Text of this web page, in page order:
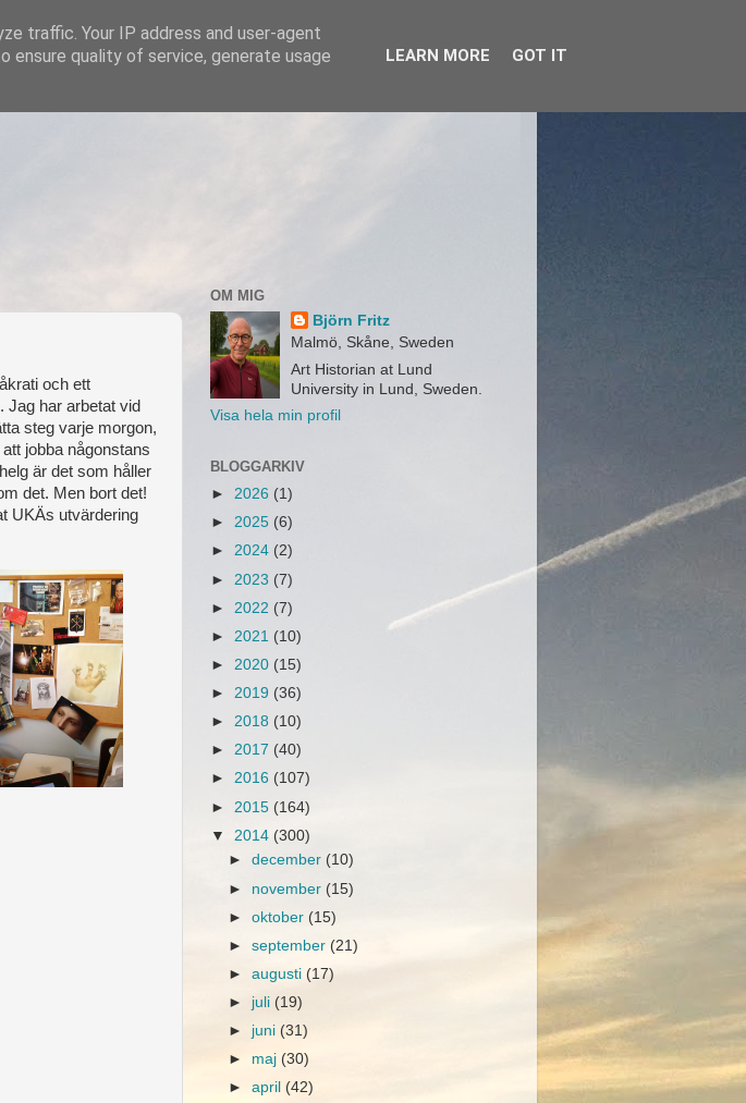
och ett
Jag har arbetat vid
steg varje morgon,
jobba någonstans
är det som håller
det. Men bort det!
UKÄs utvärdering
OM MIG
Björn Fritz
Malmö, Skåne, Sweden
Art Historian at Lund
University in Lund, Sweden.
Visa hela min profil
BLOGGARKIV
► 2026 (1)
► 2025 (6)
► 2024 (2)
► 2023 (7)
► 2022 (7)
► 2021 (10)
► 2020 (15)
► 2019 (36)
► 2018 (10)
► 2017 (40)
► 2016 (107)
► 2015 (164)
▼ 2014 (300)
►december(10)
► november (15)
►oktober (15)
►september(21)
►augusti (17)
► juli (19)
► juni (31)
► maj (30)
►april (42)
traffic. Your IP address and user-agent
ensure quality of service, generate usage
LEARN MORE GOT IT